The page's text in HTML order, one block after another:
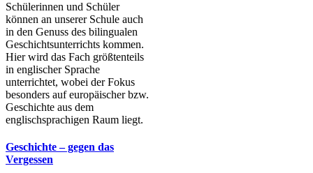
Schülerinnen und Schüler
können an unserer Schule auch
in den Genuss des bilingualen
Geschichtsunterrichts kommen.
Hier wird das Fach größtenteils
in englischer Sprache
unterrichtet, wobei der Fokus
besonders auf europäischer bzw.
Geschichte aus dem
englischsprachigen Raum liegt.
Geschichte – gegen das
Vergessen